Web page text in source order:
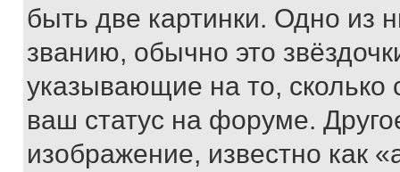
быть две картинки. Одно из
званию, обычно это
указывающие на то,
ваш статус на форуме.
изображение, известно как